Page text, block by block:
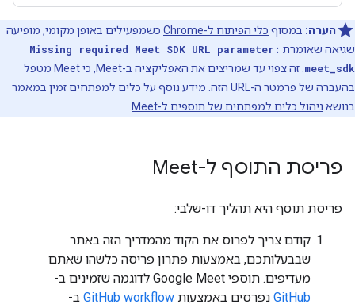
הערה: במסוף כלי הפיתוח ל-Chrome
כשמפעילים באופן מקומי, מופיעה
שגיאה שאומרת Missing required Meet SDK URL parameter:
meet_sdk
. זה צפוי עד שמריצים את האפליקציה ב-Meet, כי Meet מטפל
בהעברה של פרמטר ה-URL הזה. מידע נוסף על כלים למפתחים זמין במאמר
בנושא ניהול כלים למפתחים של תוספים ל-Meet .
פריסת התוסף ל-Meet
פריסת תוסף היא תהליך דו-שלבי:
קודם צריך לפרוס את הקוד מהמדריך הזה באתר
שבבעלותכם, באמצעות פתרון פריסה כלשהו שאתם
מעדיפים. תוספי Google Meet לדוגמה שזמינים ב-
GitHub נפרסים באמצעות GitHub workflow ב-